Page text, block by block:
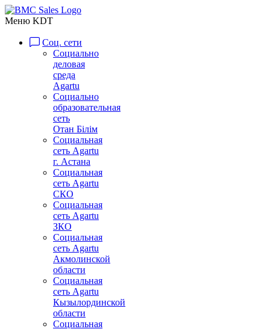
Меню KDT
Соц. сети
Социально
деловая
среда
Agartu
Социально
образовательная
сеть
Отан Бiлiм
Социальная
сеть Agartu
г. Астана
Социальная
сеть Agartu
СКО
Социальная
сеть Agartu
ЗКО
Социальная
сеть Agartu
Акмолинской
области
Социальная
сеть Agartu
Кызылординской
области
Социальная